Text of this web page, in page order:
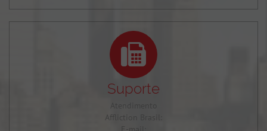
Suporte
Affliction Brasil: